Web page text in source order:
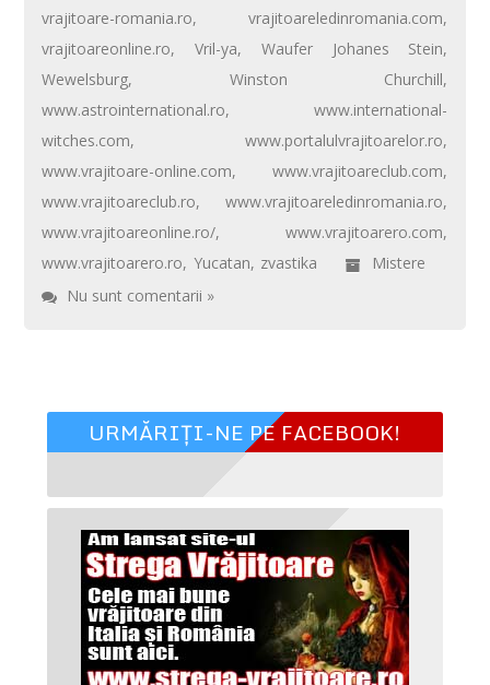
vrajitoare-romania.ro,vrajitoareledinromania.com,
vrajitoareonline.ro,Vril-ya, Waufer Johanes Stein,
Wewelsburg, Winston Churchill,
www.astrointernational.ro,www.international-
witches.com,www.portalulvrajitoarelor.ro,
www.vrajitoare-online.com,www.vrajitoareclub.com,
www.vrajitoareclub.ro,www.vrajitoareledinromania.ro,
www.vrajitoareonline.ro/,www.vrajitoarero.com,
www.vrajitoarero.ro, Yucatan, zvastika
Mistere
Nu sunt comentarii »
URMĂRIȚI-NE PE FACEBOOK!